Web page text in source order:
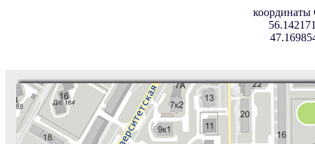
координаты